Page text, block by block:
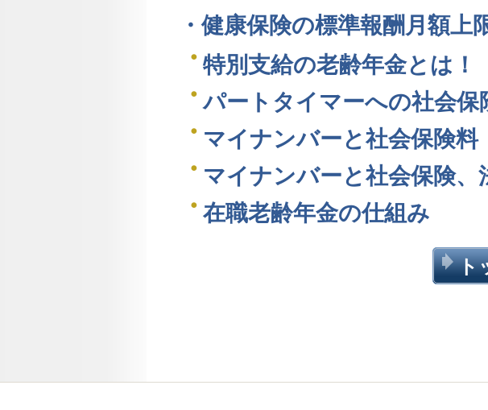
・健康保険の標準報酬月額上
特別支給の老齢年金とは！
パートタイマーへの社会保
マイナンバーと社会保険料
マイナンバーと社会保険、
在職老齢年金の仕組み
ト